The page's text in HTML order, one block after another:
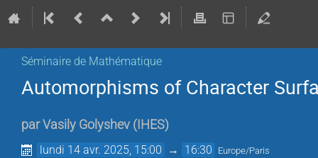
Séminaire de Mathématique
Automorphisms of Character
parVasily Golyshev ( IHES)
lundi 14 avr. 2025, 15:00 → 16:30 Europe/Paris